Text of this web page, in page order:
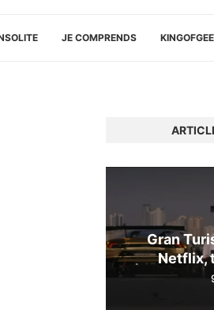
JE COMPRENDS
Gran
Netflix,